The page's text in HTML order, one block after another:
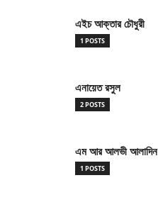
এইচ আক্তার চৌধুরী
1 POSTS
এনায়েত রসুল
2 POSTS
এম আর আলভী আলাদিন
1 POSTS